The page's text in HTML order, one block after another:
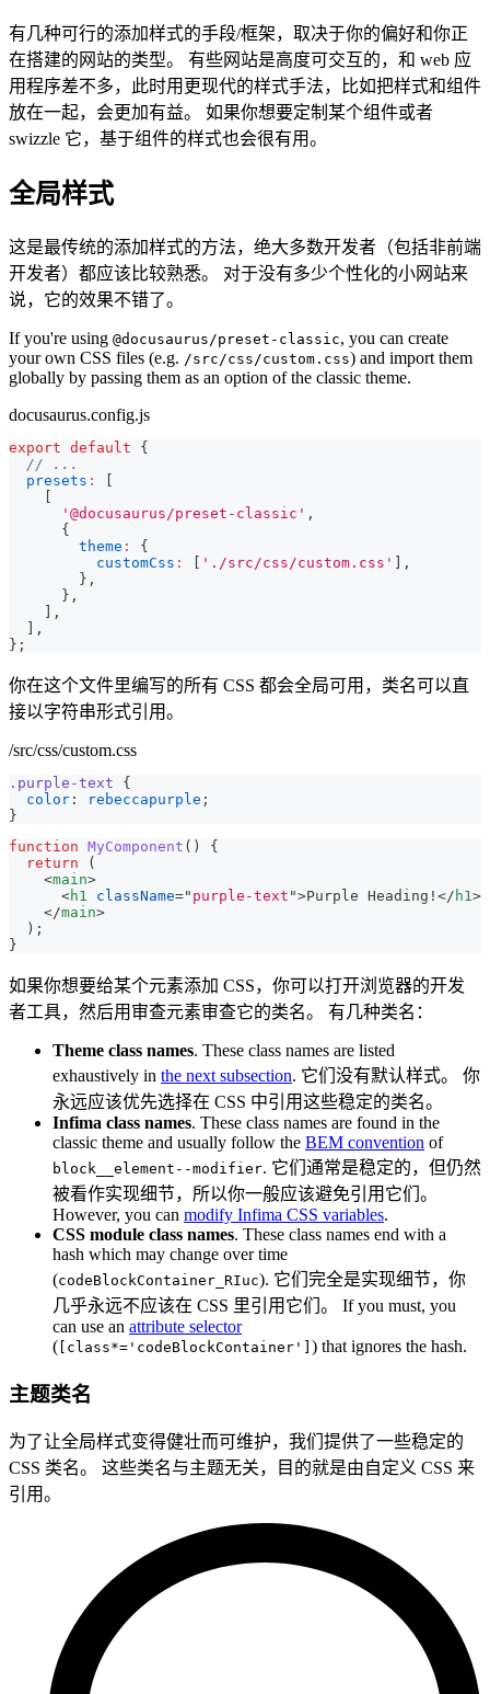
有几种可行的添加样式的手段/框架，取决于你的偏好和你正
在搭建的网站的类型。 有些网站是高度可交互的，和 web 应
用程序差不多，此时用更现代的样式手法，比如把样式和组件
放在一起，会更加有益。 如果你想要定制某个组件或者
swizzle 它，基于组件的样式也会很有用。
全局样式
这是最传统的添加样式的方法，绝大多数开发者（包括非前端
开发者）都应该比较熟悉。 对于没有多少个性化的小网站来
说，它的效果不错了。
If you're using @docusaurus/preset-classic, you can create
your own CSS files (e.g. /src/css/custom.css) and import them
globally by passing them as an option of the classic theme.
docusaurus.config.js
export default
{
// ...
presets :
'@docusaurus/preset-classic' ,
{
theme :
{
customCss : './src/css/custom.css'
,
} ,
} ,
,
,
} ;
你在这个文件里编写的所有 CSS 都会全局可用，类名可以直
接以字符串形式引用。
/src/css/custom.css
.purple-text
{
color : rebeccapurple ;
}
function MyComponent ( )
{
return
(
<main>
<h1 className=" purple-text ">Purple Heading! </ h1 >
</main>
) ;
}
如果你想要给某个元素添加 CSS，你可以打开浏览器的开发
者工具，然后用审查元素审查它的类名。 有几种类名：
Theme class names. These class names are listed
exhaustively in the next subsection. 它们没有默认样式。 你
永远应该优先选择在 CSS 中引用这些稳定的类名。
Infima class names. These class names are found in the
classic theme and usually follow the BEM convention of
block__element--modifier. 它们通常是稳定的，但仍然
被看作实现细节，所以你一般应该避免引用它们。
However, you can modify Infima CSS variables.
CSS module class names. These class names end with a
hash which may change over time
(codeBlockContainer_RIuc). 它们完全是实现细节，你
几乎永远不应该在 CSS 里引用它们。 If you must, you
can use an attribute selector
( [class*='codeBlockContainer'] ) that ignores the hash.
主题类名
为了让全局样式变得健壮而可维护，我们提供了一些稳定的
CSS 类名。 这些类名与主题无关，目的就是由自定义 CSS 来
引用。